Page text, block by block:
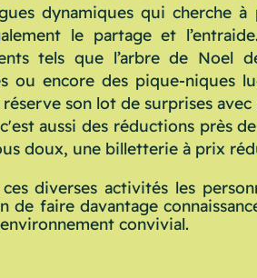
dynamiques qui cherche
le partage et
tels que l’arbre de Noel
ou encore des pique-niques
réserve son lot de surprises avec
aussi des réductions près
doux, une billetterie à prix
diverses activités les
de faire davantage
convivial.